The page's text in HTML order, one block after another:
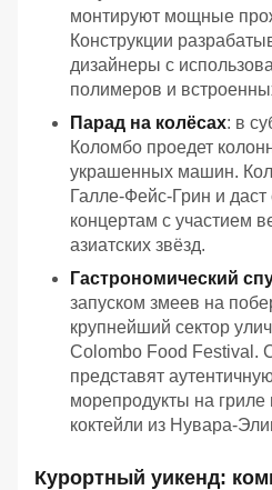
монтируют мощные
Конструкции
дизайнеры с
полимеров и
Парад на колёсах: в
Коломбо проедет
украшенных машин.
Галле-Фейс-Грин и
концертам с участием
азиатских звёзд.
Гастрономический
запуском змеев на
крупнейший сектор
Colombo Food Festival.
представят
морепродукты на
коктейли из Нувара-
Курортный уикенд: